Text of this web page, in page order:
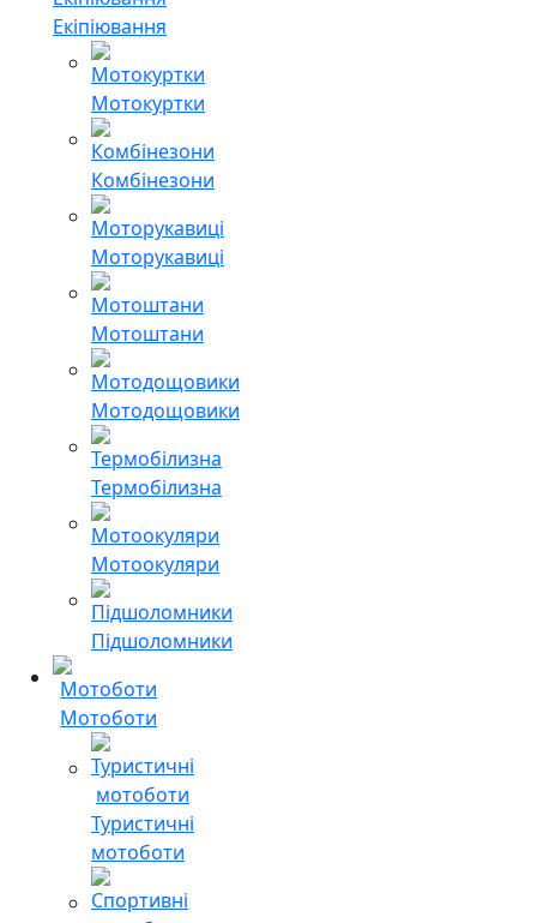
Екіпіювання
Мотокуртки
Комбінезони
Моторукавиці
Мотоштани
Мотодощовики
Термобілизна
Мотоокуляри
Підшоломники
Мотоботи
Туристичні
мотоботи